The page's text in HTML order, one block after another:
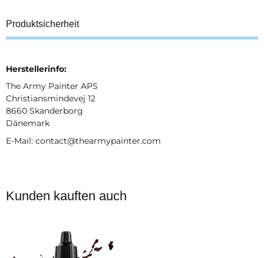
Produktsicherheit
Herstellerinfo:
The Army Painter APS
Christiansmindevej 12
8660 Skanderborg
Dänemark
E-Mail: contact@thearmypainter.com
Kunden kauften auch